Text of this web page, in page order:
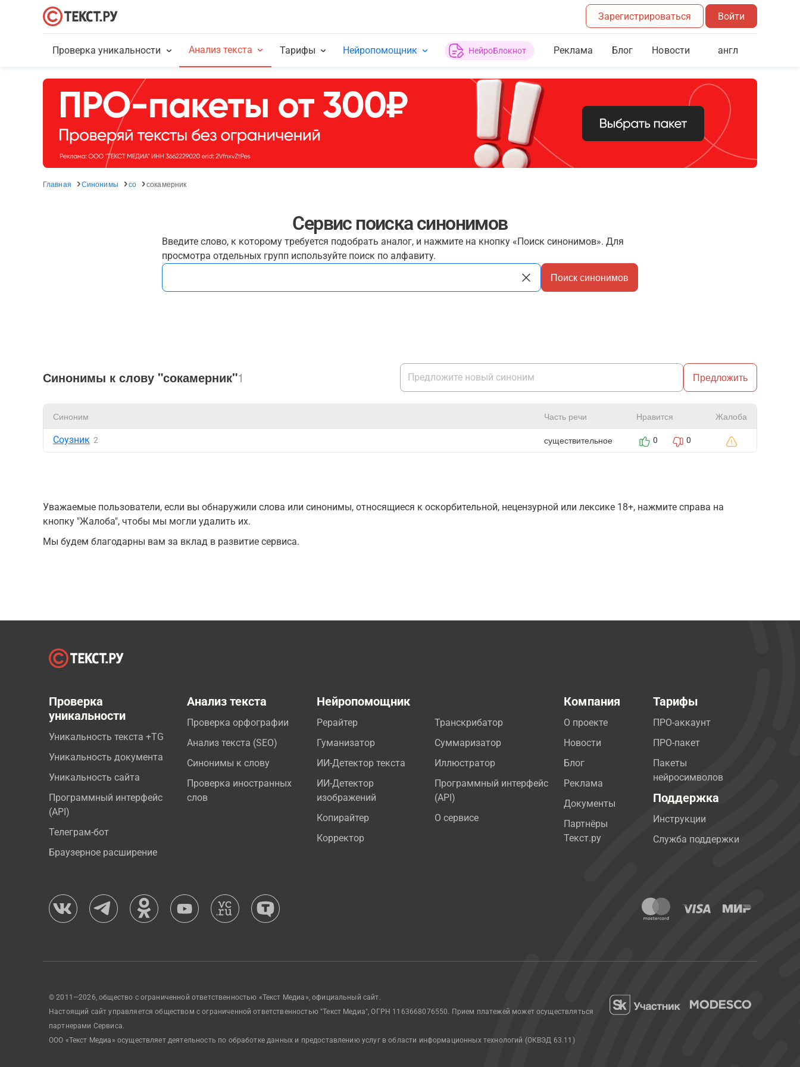
Зарегистрироваться Войти
Проверка уникальности Анализ текста Тарифы Нейропомощник НейроБлокнот Реклама Блог Новости англ
Главная Синонимы со сокамерник
Сервис поиска синонимов
Введите слово, к которому требуется подобрать аналог, и нажмите на кнопку «Поиск синонимов». Для
просмотра отдельных групп используйте поиск по алфавиту.
Поиск синонимов
Синонимы к слову "сокамерник"1 Предложить
Синоним Часть речи Нравится Жалоба
Соузник 2 существительное 0 0
Уважаемые пользователи, если вы обнаружили слова или синонимы, относящиеся к оскорбительной, нецензурной или лексике 18+, нажмите справа на
кнопку "Жалоба", чтобы мы могли удалить их.
Мы будем благодарны вам за вклад в развитие сервиса.
Проверка
уникальности
Уникальность текста +TG
Уникальность документа
Уникальность сайта
Программный интерфейс
(API)
Телеграм-бот
Браузерное расширение
Анализ текста
Проверка орфографии
Анализ текста (SEO)
Синонимы к слову
Проверка иностранных
слов
Нейропомощник
Рерайтер
Гуманизатор
ИИ-Детектор текста
ИИ-Детектор
изображений
Копирайтер
Корректор
Транскрибатор
Суммаризатор
Иллюстратор
Программный интерфейс
(API)
О сервисе
Компания
О проекте
Новости
Блог
Реклама
Документы
Партнёры
Текст.ру
Тарифы
ПРО-аккаунт
ПРО-пакет
Пакеты
нейросимволов
Поддержка
Инструкции
Служба поддержки
© 2011—2026, общество с ограниченной ответственностью «Текст Медиа», официальный сайт.
Настоящий сайт управляется обществом с ограниченной ответственностью "Текст Медиа", ОГРН 1163668076550. Прием платежей может осуществляться
партнерами Сервиса.
ООО «Текст Медиа» осуществляет деятельность по обработке данных и предоставлению услуг в области информационных технологий (ОКВЭД 63.11)